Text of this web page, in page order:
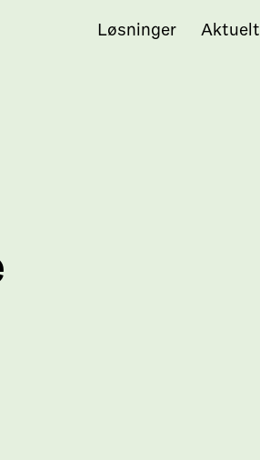
Løsninger Aktuelt